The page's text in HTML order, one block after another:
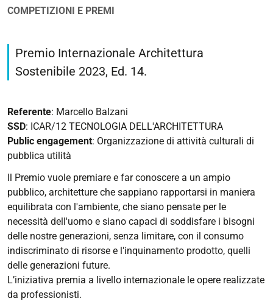
COMPETIZIONI E PREMI
architettura/eventi/2023/premio-
internazionale-
architettura-
2023
Premio
Internazionale
Architettura
2023
2023-
02-
16T00:00:00+01:00
2023-
10-
04T23:59:59+02:00
Premio
Premio Internazionale Architettura
Sostenibile 2023, Ed. 14.
Referente: Marcello Balzani
SSD: ICAR/12 TECNOLOGIA DELL'ARCHITETTURA
Public engagement: Organizzazione di attività culturali di
pubblica utilità
Il Premio vuole premiare e far conoscere a un ampio
pubblico, architetture che sappiano rapportarsi in maniera
equilibrata con l'ambiente, che siano pensate per le
necessità dell'uomo e siano capaci di soddisfare i bisogni
delle nostre generazioni, senza limitare, con il consumo
indiscriminato di risorse e l'inquinamento prodotto, quelli
delle generazioni future.
L’iniziativa premia a livello internazionale le opere realizzate
da professionisti.